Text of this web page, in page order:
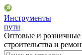
Инструменты
пути
Оптовые и розничные
строительства и